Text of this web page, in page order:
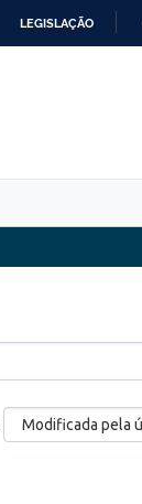
LEGISLAÇÃO